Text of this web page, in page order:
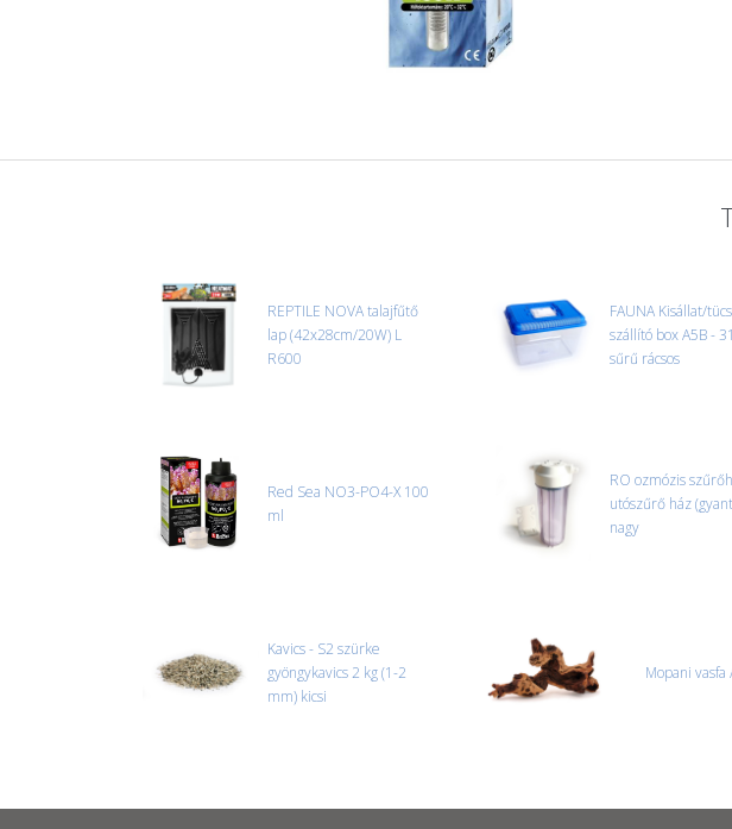
REPTILE NOVA talajfűtő
lap (42x28cm/20W) L
R600
FAUNA Kisállat/
szállító box A5B -
sűrű rácsos
Red Sea NO3-PO4-X 100
ml
RO ozmózis
utószűrő ház
nagy
Kavics - S2 szürke
gyöngykavics 2 kg (1-2
mm) kicsi
Mopani vasfa